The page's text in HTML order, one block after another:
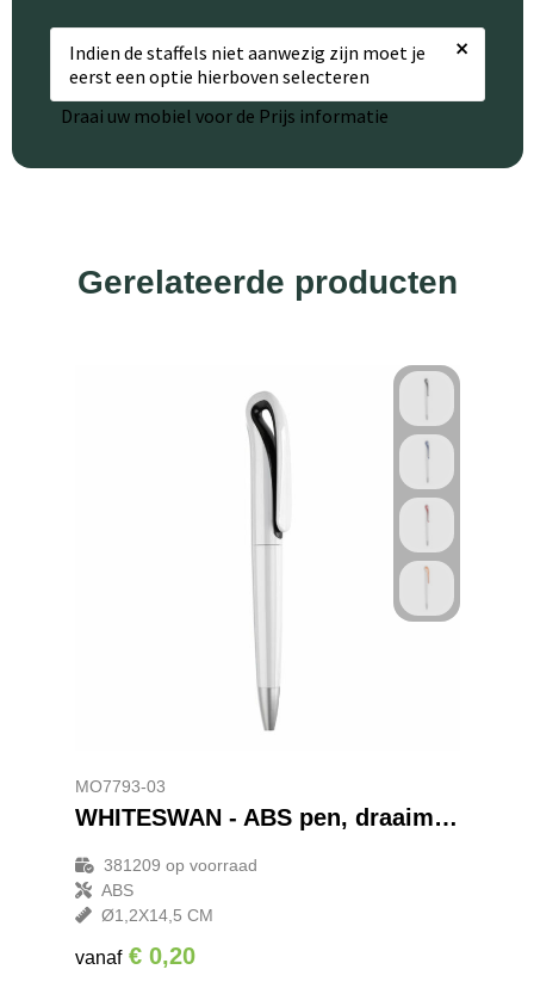
Indien de staffels niet aanwezig zijn moet je
eerst een optie hierboven selecteren
×
Draai uw mobiel voor de Prijs informatie
Gerelateerde producten
MO7793-03
WHITESWAN - ABS pen, draaimechanisme
381209 op voorraad
ABS
Ø1,2X14,5 CM
vanaf € 0,20